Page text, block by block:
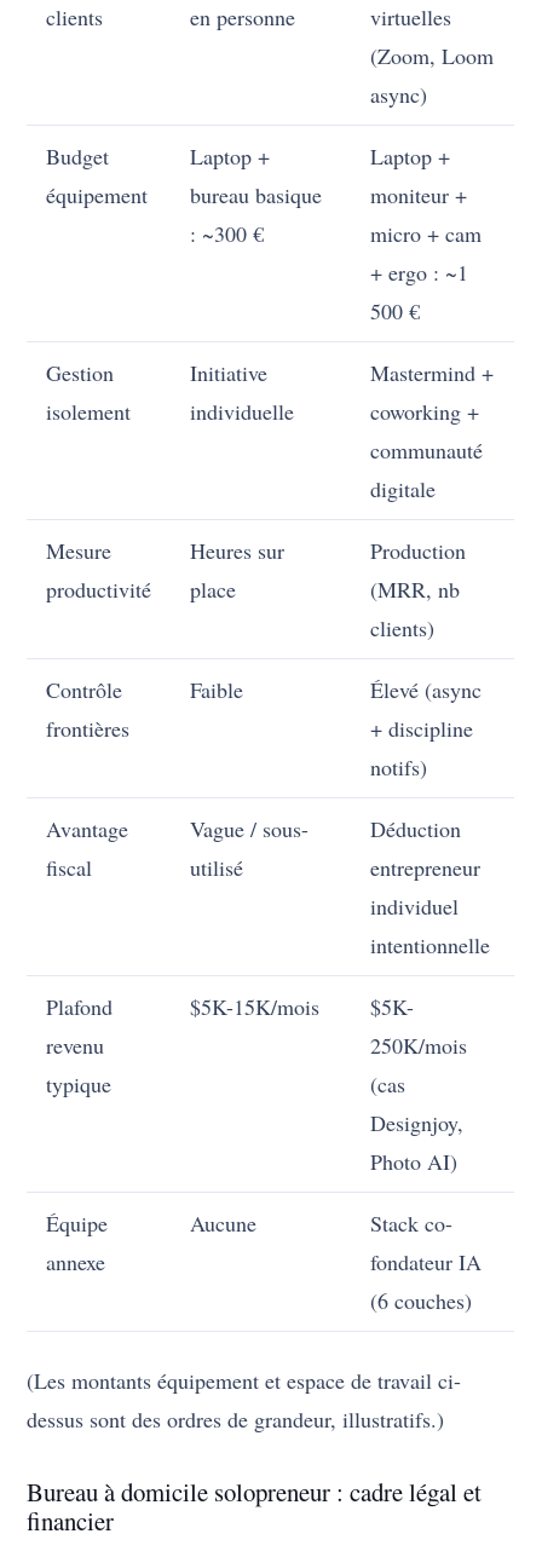
clients
en personne
virtuelles
(Zoom, Loom
async)
Budget
équipement
Laptop +
bureau basique
: ~300 €
Laptop +
moniteur +
micro + cam
+ ergo : ~1
500 €
Gestion
isolement
Initiative
individuelle
Mastermind +
coworking +
communauté
digitale
Mesure
productivité
Heures sur
place
Production
(MRR, nb
clients)
Contrôle
frontières
Faible
Élevé (async
+ discipline
notifs)
Avantage
fiscal
Vague / sous-
utilisé
Déduction
entrepreneur
individuel
intentionnelle
Plafond
revenu
typique
$5K-15K/mois
$5K-
250K/mois
(cas
Designjoy,
Photo AI)
Équipe
annexe
Aucune
Stack co-
fondateur IA
(6 couches)
(Les montants équipement et espace de travail ci-
dessus sont des ordres de grandeur, illustratifs.)
Bureau à domicile solopreneur : cadre légal et
financier